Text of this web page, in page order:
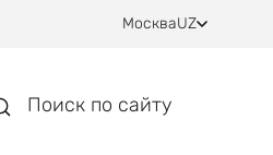
МоскваUZ
Поиск по сайту